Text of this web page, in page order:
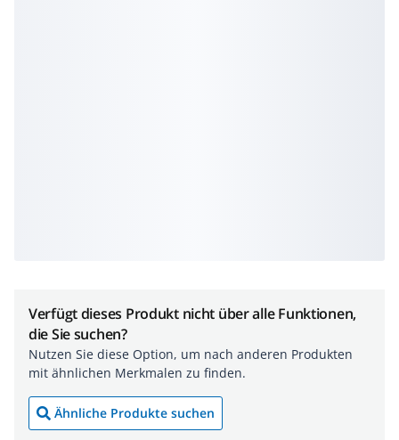
Verfügt dieses Produkt nicht über alle Funktionen,
die Sie suchen?
Nutzen Sie diese Option, um nach anderen Produkten
mit ähnlichen Merkmalen zu finden.
Ähnliche Produkte suchen